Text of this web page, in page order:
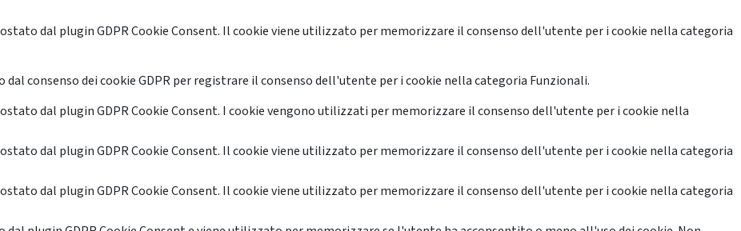
dal plugin GDPR Cookie Consent. Il cookie viene utilizzato per memorizzare il consenso dell'utente per i cookie nella categoria
consenso dei cookie GDPR per registrare il consenso dell'utente per i cookie nella categoria Funzionali.
dal plugin GDPR Cookie Consent. I cookie vengono utilizzati per memorizzare il consenso dell'utente per i cookie nella
dal plugin GDPR Cookie Consent. Il cookie viene utilizzato per memorizzare il consenso dell'utente per i cookie nella categoria
dal plugin GDPR Cookie Consent. Il cookie viene utilizzato per memorizzare il consenso dell'utente per i cookie nella categoria